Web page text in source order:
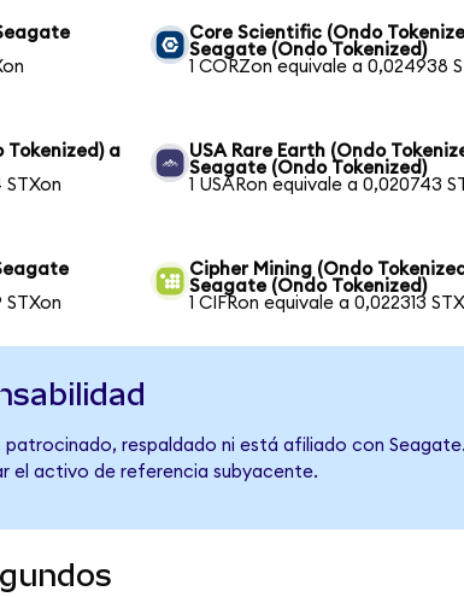
Core Scientific (Ondo
Seagate (Ondo Tokenized)
1 CORZon equivale a 0,024938
Tokenized) a
STXon
USA Rare Earth (Ondo
Seagate (Ondo Tokenized)
1 USARon equivale a 0,020743
STXon
Cipher Mining (Ondo
Seagate (Ondo Tokenized)
1 CIFRon equivale a 0,022313
respaldado ni está afiliado con
el activo de referencia subyacente.